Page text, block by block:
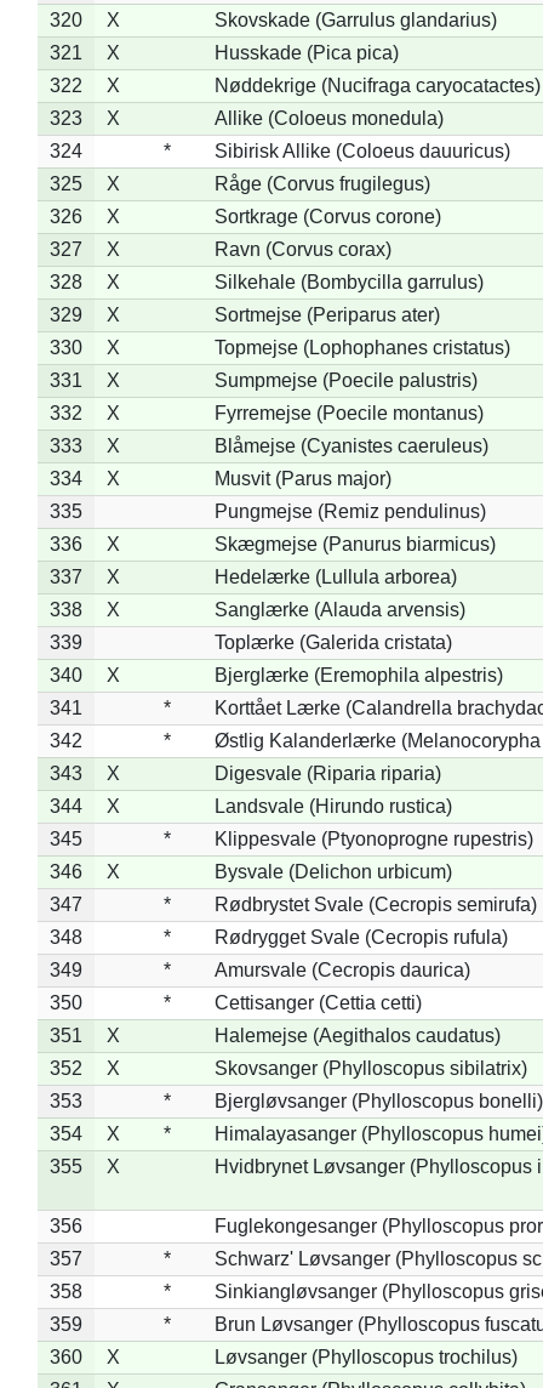
320
X
Skovskade (Garrulus glandarius)
321
X
Husskade (Pica pica)
322
X
Nøddekrige (Nucifraga caryocatactes)
323
X
Allike (Coloeus monedula)
324
*
Sibirisk Allike (Coloeus dauuricus)
325
X
Råge (Corvus frugilegus)
326
X
Sortkrage (Corvus corone)
327
X
Ravn (Corvus corax)
328
X
Silkehale (Bombycilla garrulus)
329
X
Sortmejse (Periparus ater)
330
X
Topmejse (Lophophanes cristatus)
331
X
Sumpmejse (Poecile palustris)
332
X
Fyrremejse (Poecile montanus)
333
X
Blåmejse (Cyanistes caeruleus)
334
X
Musvit (Parus major)
335
Pungmejse (Remiz pendulinus)
336
X
Skægmejse (Panurus biarmicus)
337
X
Hedelærke (Lullula arborea)
338
X
Sanglærke (Alauda arvensis)
339
Toplærke (Galerida cristata)
340
X
Bjerglærke (Eremophila alpestris)
341
*
Korttået Lærke (Calandrella
342
*
Østlig Kalanderlærke (Melanocorypha
343
X
Digesvale (Riparia riparia)
344
X
Landsvale (Hirundo rustica)
345
*
Klippesvale (Ptyonoprogne rupestris)
346
X
Bysvale (Delichon urbicum)
347
*
Rødbrystet Svale (Cecropis semirufa)
348
*
Rødrygget Svale (Cecropis rufula)
349
*
Amursvale (Cecropis daurica)
350
*
Cettisanger (Cettia cetti)
351
X
Halemejse (Aegithalos caudatus)
352
X
Skovsanger (Phylloscopus sibilatrix)
353
*
Bjergløvsanger (Phylloscopus bonelli)
354
X *
Himalayasanger (Phylloscopus
355
X Hvidbrynet Løvsanger (Phylloscopus
356
Fuglekongesanger (Phylloscopus
357
*
Schwarz' Løvsanger (Phylloscopus
358
*
Sinkiangløvsanger (Phylloscopus
359
*
Brun Løvsanger (Phylloscopus
360
X
Løvsanger (Phylloscopus trochilus)